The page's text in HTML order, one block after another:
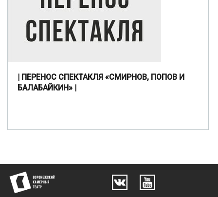
| ПЕРЕНОС СПЕКТАКЛЯ «СМИРНОВ, ПОПОВ И
БАЛАБАЙКИН» |